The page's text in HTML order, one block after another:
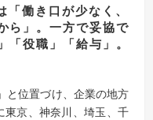
働き口が少なく、
ら」。一方で妥協で
「役職」「給与」。
と位置づけ、企業の地方
東京、神奈川、埼玉、千